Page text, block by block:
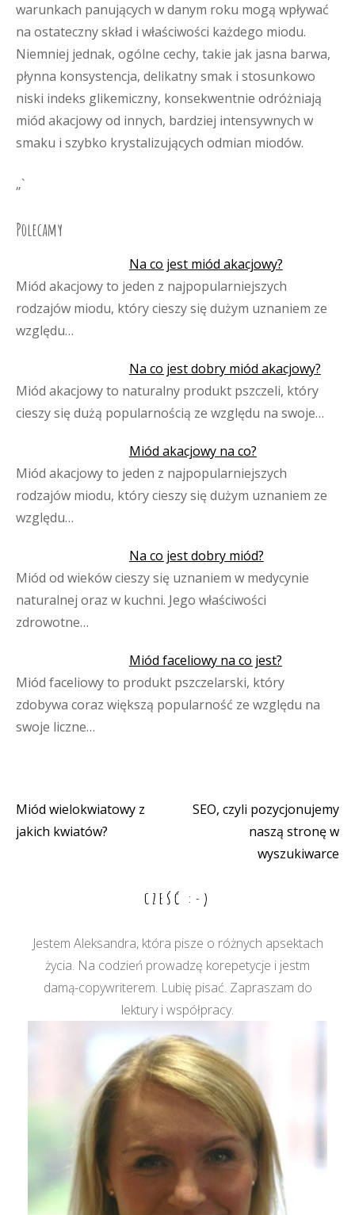
warunkach panujących w danym roku mogą wpływać
na ostateczny skład i właściwości każdego miodu.
Niemniej jednak, ogólne cechy, takie jak jasna barwa,
płynna konsystencja, delikatny smak i stosunkowo
niski indeks glikemiczny, konsekwentnie odróżniają
miód akacjowy od innych, bardziej intensywnych w
smaku i szybko krystalizujących odmian miodów.
„`
Polecamy
Na co jest miód akacjowy?
Miód akacjowy to jeden z najpopularniejszych
rodzajów miodu, który cieszy się dużym uznaniem ze
względu…
Na co jest dobry miód akacjowy?
Miód akacjowy to naturalny produkt pszczeli, który
cieszy się dużą popularnością ze względu na swoje…
Miód akacjowy na co?
Miód akacjowy to jeden z najpopularniejszych
rodzajów miodu, który cieszy się dużym uznaniem ze
względu…
Na co jest dobry miód?
Miód od wieków cieszy się uznaniem w medycynie
naturalnej oraz w kuchni. Jego właściwości
zdrowotne…
Miód faceliowy na co jest?
Miód faceliowy to produkt pszczelarski, który
zdobywa coraz większą popularność ze względu na
swoje liczne…
Nawigacja
Miód wielokwiatowy z
jakich kwiatów?
SEO, czyli pozycjonujemy
naszą stronę w
wyszukiwarce
CZEŚĆ :-)
Jestem Aleksandra, która pisze o różnych apsektach
życia. Na codzień prowadzę korepetycje i jestm
damą-copywriterem. Lubię pisać. Zapraszam do
lektury i współpracy.